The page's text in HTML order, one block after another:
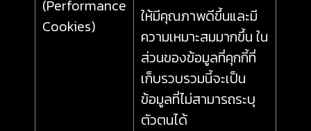
(Performance
Cookies)
ให้มีคุณภาพดีขึ้นและมี
ความเหมาะสมมากขึ้น ใน
ส่วนของข้อมูลที่คุกกี้ที่
เก็บรวบรวมนี้จะเป็น
ข้อมูลที่ไม่สามารถระบุ
ตัวตนได้